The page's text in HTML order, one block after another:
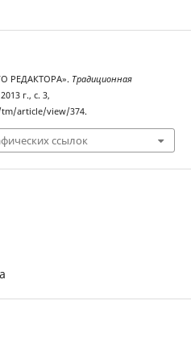
РЕДАКТОРА». Традиционная
г., с. 3,
article/view/374.
ссылок